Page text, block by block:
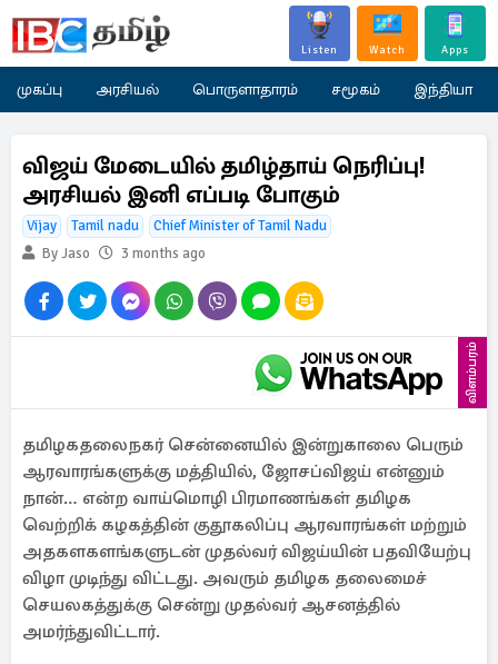
Listen Watch Apps
முகப்பு அரசியல் பொருளாதாரம் சமூகம் இந்தியா
விஜய் மேடையில் தமிழ்தாய் நெரிப்பு!
அரசியல் இனி எப்படி போகும்
Vijay Tamil nadu
Chief Minister of Tamil Nadu
By Jaso
3 months ago
விளம்பரம்
தமிழகதலைநகர் சென்னையில் இன்றுகாலை பெரும்
ஆரவாரங்களுக்கு மத்தியில், ஜோசப்விஜய் என்னும்
நான்… என்ற வாய்மொழி பிரமாணங்கள் தமிழக
வெற்றிக் கழகத்தின் குதூகலிப்பு ஆரவாரங்கள் மற்றும்
அதகளகளங்களுடன் முதல்வர் விஜய்யின் பதவியேற்பு
விழா முடிந்து விட்டது. அவரும் தமிழக தலைமைச்
செயலகத்துக்கு சென்று முதல்வர் ஆசனத்தில்
அமர்ந்துவிட்டார்.